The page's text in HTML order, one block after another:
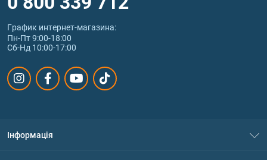
График интернет‑магазина:
Пн-Пт 9:00-18:00
Сб-Нд 10:00-17:00
Інформація